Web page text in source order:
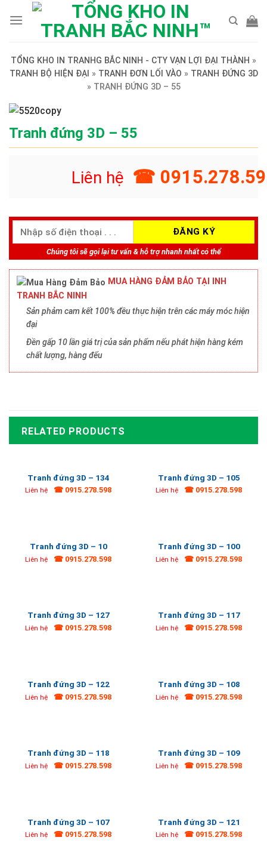
TỔNG KHO IN TRANHG BẮC NINH - CTY VẠN LỢI ĐẠI THÀNH »
TRANH BỘ HIỆN ĐẠI » TRANH ĐƠN LỐI VÀO » TRANH ĐỨNG 3D
» TRANH ĐỨNG 3D – 55
Tranh đứng 3D – 55
Liên hệ ☎
Chúng tôi sẽ gọi lại tư vấn & hỗ trợ nhanh nhất có thể
MUA HÀNG ĐẢM BẢO TẠI INH
TRANH BẮC NINH
Sản phảm cam kết 100% đều thực hiện trên các máy móc hiện
đại
Đền gấp 10 lần giá trị của sản phẩm nếu phát hiện hàng kém
chất lượng, hàng đểu
RELATED PRODUCTS
Tranh đứng 3D – 134
Liên hệ ☎ 0915.278.598
Tranh đứng 3D – 105
Liên hệ ☎ 0915.278.598
Tranh đứng 3D – 10
Liên hệ ☎ 0915.278.598
Tranh đứng 3D – 100
Liên hệ ☎ 0915.278.598
Tranh đứng 3D – 127
Liên hệ ☎ 0915.278.598
Tranh đứng 3D – 117
Liên hệ ☎ 0915.278.598
Tranh đứng 3D – 122
Liên hệ ☎ 0915.278.598
Tranh đứng 3D – 108
Liên hệ ☎ 0915.278.598
Tranh đứng 3D – 118
Liên hệ ☎ 0915.278.598
Tranh đứng 3D – 109
Liên hệ ☎ 0915.278.598
Tranh đứng 3D – 107
Liên hệ ☎ 0915.278.598
Tranh đứng 3D – 121
Liên hệ ☎ 0915.278.598